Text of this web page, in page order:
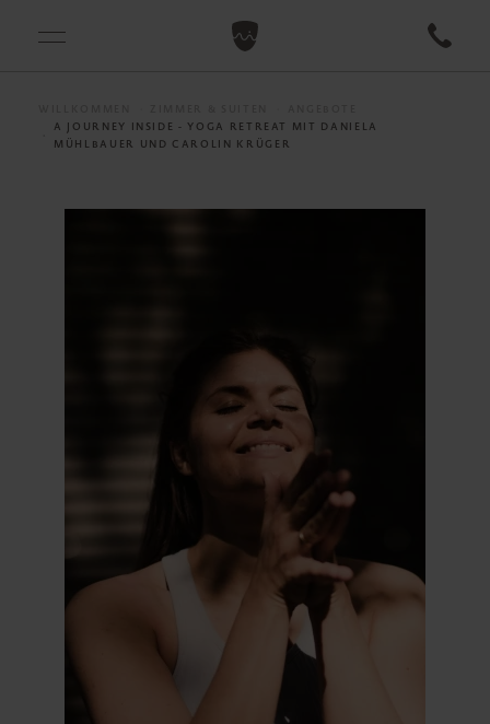
A JOURNEY INSIDE - YOGA RETREAT MIT DANIELA
MÜHLBAUER UND CAROLIN KRÜGER